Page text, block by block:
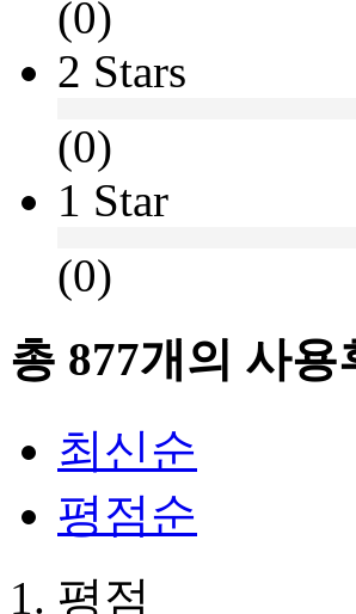
(0)
2 Stars
(0)
1 Star
(0)
총 877개의 사용
최신순
평점순
평점